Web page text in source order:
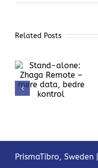
Related Posts
Prisma Light
kommer til
Tyskland
PrismaTibro, Sweden |